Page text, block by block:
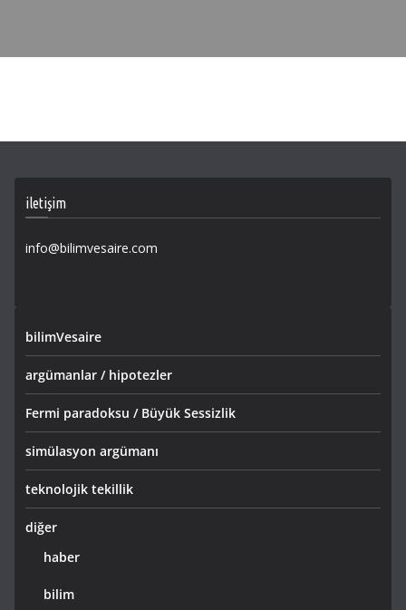
iletişim
info@bilimvesaire.com
bilimVesaire
argümanlar / hipotezler
Fermi paradoksu / Büyük Sessizlik
simülasyon argümanı
teknolojik tekillik
diğer
haber
bilim